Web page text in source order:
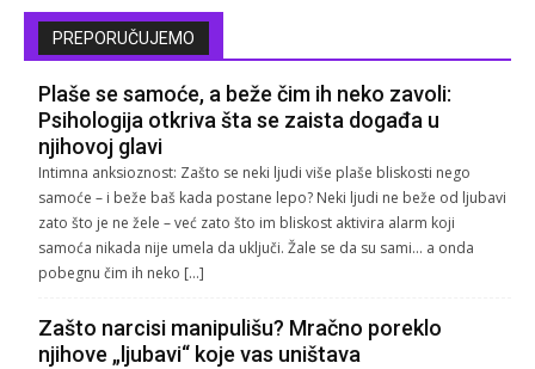
PREPORUČUJEMO
Plaše se samoće, a beže čim ih neko zavoli:
Psihologija otkriva šta se zaista događa u
njihovoj glavi
Intimna anksioznost: Zašto se neki ljudi više plaše bliskosti nego
samoće – i beže baš kada postane lepo? Neki ljudi ne beže od ljubavi
zato što je ne žele – već zato što im bliskost aktivira alarm koji
samoća nikada nije umela da uključi. Žale se da su sami… a onda
pobegnu čim ih neko […]
Zašto narcisi manipulišu? Mračno poreklo
njihove „ljubavi“ koje vas uništava